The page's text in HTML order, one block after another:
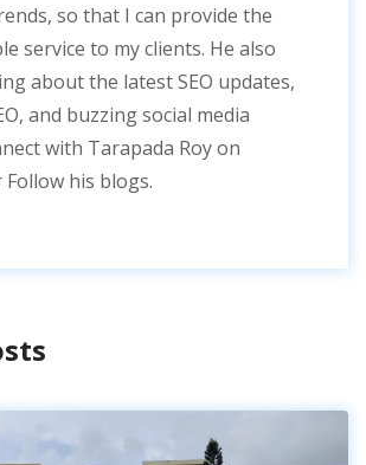
so that I can provide the
service to my clients. He also
about the latest SEO updates,
and buzzing social media
with Tarapada Roy on
his blogs.